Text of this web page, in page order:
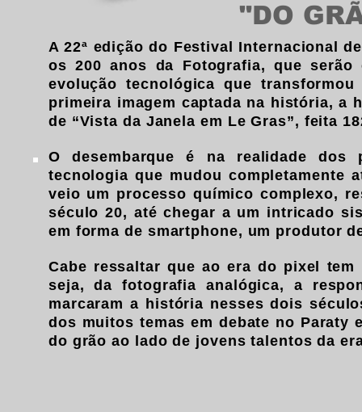
"DO
A 22ª edição do Festival Internacional
os 200 anos da Fotografia, que serão
evolução tecnológica que
primeira imagem captada na história, a
de “Vista da Janela em Le Gras”, feita
O desembarque é na realidade dos
tecnologia que mudou completamente
veio um processo químico complexo,
século 20, até chegar a um intricado
em forma de smartphone, um produtor
Cabe ressaltar que ao era do pixel
seja, da fotografia analógica, a
marcaram a história nesses dois
dos muitos temas em debate no Paraty
do grão ao lado de jovens talentos da